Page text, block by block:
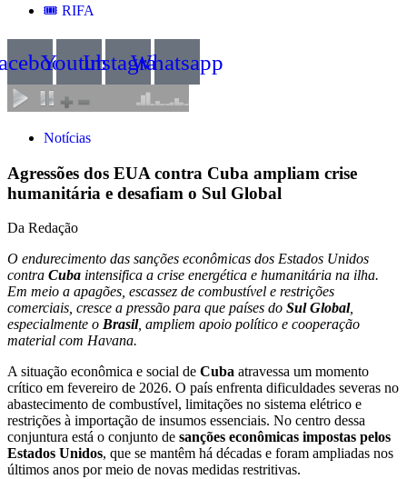
🎟️ RIFA
YoutubeInstagramWhatsapp
Notícias
Agressões dos EUA contra Cuba ampliam crise
humanitária e desafiam o Sul Global
Da Redação
O endurecimento das sanções econômicas dos Estados Unidos
contra Cuba intensifica a crise energética e humanitária na ilha.
Em meio a apagões, escassez de combustível e restrições
comerciais, cresce a pressão para que países do Sul Global,
especialmente o Brasil, ampliem apoio político e cooperação
material com Havana.
A situação econômica e social de Cuba atravessa um momento
crítico em fevereiro de 2026. O país enfrenta dificuldades severas no
abastecimento de combustível, limitações no sistema elétrico e
restrições à importação de insumos essenciais. No centro dessa
conjuntura está o conjunto de sanções econômicas impostas pelos
Estados Unidos, que se mantêm há décadas e foram ampliadas nos
últimos anos por meio de novas medidas restritivas.